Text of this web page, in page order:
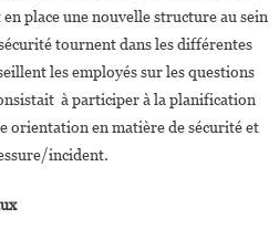
place une nouvelle structure au sein
tournent dans les différentes
les employés sur les questions
à participer à la planification
orientation en matière de sécurité et
incident.